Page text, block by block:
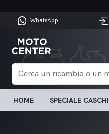
WhatsApp
HOME SPECIALE CASCHI